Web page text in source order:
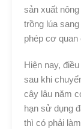
sản xuất
trồng lúa
phép cơ quan
Hiện nay,
sau khi
cây lâu năm
hạn sử dụng
thì có phải